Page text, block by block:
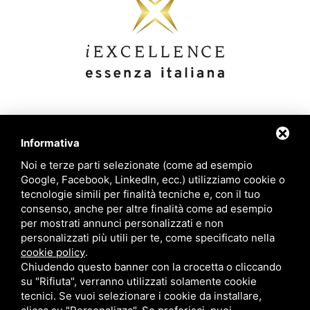
Links
Eccellenze italiane
Blog
Azienda
Contatti
+39 392 908 8502
info@iexcellencellc.com
Informativa
Noi e terze parti selezionate (come ad esempio
Google, Facebook, LinkedIn, ecc.) utilizziamo cookie o
tecnologie simili per finalità tecniche e, con il tuo
consenso, anche per altre finalità come ad esempio
per mostrati annunci personalizzati e non
personalizzati più utili per te, come specificato nella
cookie policy.
Chiudendo questo banner con la crocetta o cliccando
su "Rifiuta", verranno utilizzati solamente cookie
tecnici. Se vuoi selezionare i cookie da installare,